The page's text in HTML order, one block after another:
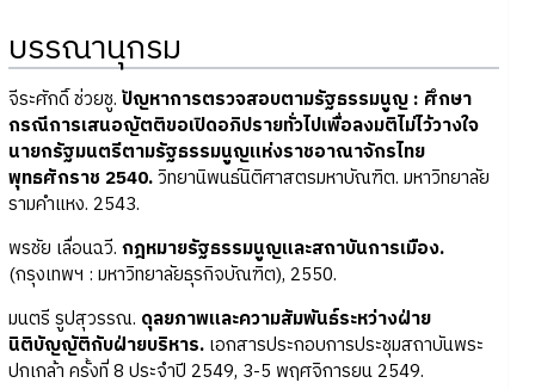
บรรณานุกรม
จีระศักดิ์ ช่วยชู. ปัญหาการตรวจสอบตามรัฐธรรมนูญ : ศึกษา
กรณีการเสนอญัตติขอเปิดอภิปรายทั่วไปเพื่อลงมติไม่ไว้วางใจ
นายกรัฐมนตรีตามรัฐธรรมนูญแห่งราชอาณาจักรไทย
พุทธศักราช 2540.วิทยานิพนธ์นิติศาสตรมหาบัณฑิต. มหาวิทยาลัย
รามคำแหง. 2543.
พรชัย เลื่อนฉวี. กฎหมายรัฐธรรมนูญและสถาบันการเมือง.
(กรุงเทพฯ : มหาวิทยาลัยธุรกิจบัณฑิต), 2550.
มนตรี รูปสุวรรณ. ดุลยภาพและความสัมพันธ์ระหว่างฝ่าย
นิติบัญญัติกับฝ่ายบริหาร.เอกสารประกอบการประชุมสถาบันพระ
ปกเกล้า ครั้งที่ 8 ประจำปี 2549, 3-5 พฤศจิการยน 2549.